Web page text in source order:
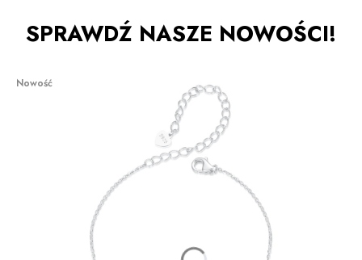
SPRAWDŹ NASZE NOWOŚCI!
Nowość